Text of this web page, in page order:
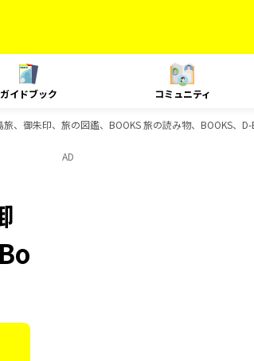
ガイドブック コミュニティ
、御朱印、旅の図鑑、BOOKS 旅の読み物、BOOKS、
AD